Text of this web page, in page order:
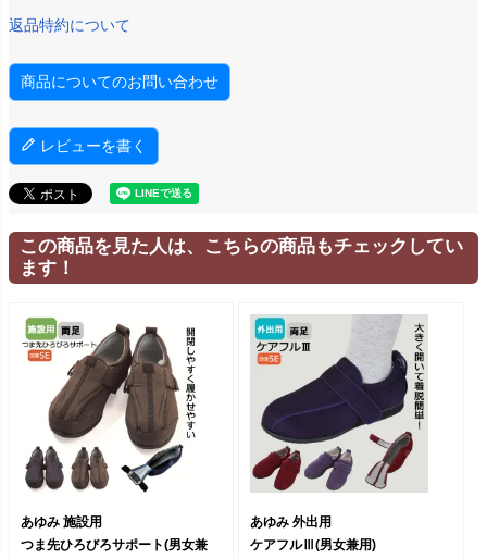
返品特約について
商品についてのお問い合わせ
レビューを書く
この商品を見た人は、こちらの商品もチェックしてい
ます！
あゆみ 施設用
つま先ひろびろサポート(男女兼
あゆみ 外出用
ケアフルⅢ(男女兼用)